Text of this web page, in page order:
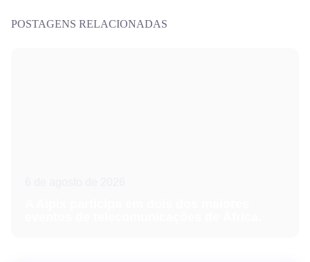
POSTAGENS RELACIONADAS